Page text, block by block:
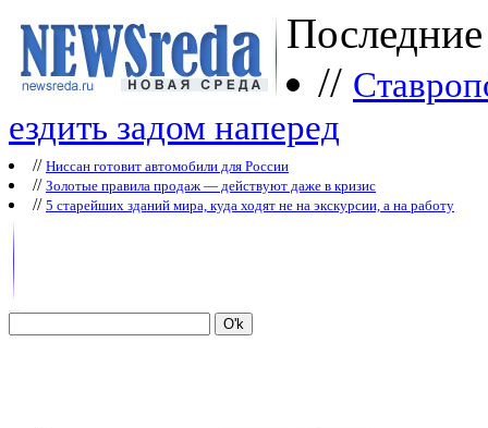
//
ездить задом наперед
// Ниссан готовит автомобили для России
// Зoлoтые прaвилa продаж — действуют даже в кризис
// 5 старейших зданий мира, куда ходят не на экскурсии, а на работу